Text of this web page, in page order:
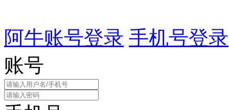
阿牛账号登录 手机号登录
账号